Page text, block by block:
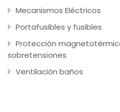
Mecanismos Eléctricos
Portafusibles y fusibles
Protección
sobretensiones
Ventilación baños